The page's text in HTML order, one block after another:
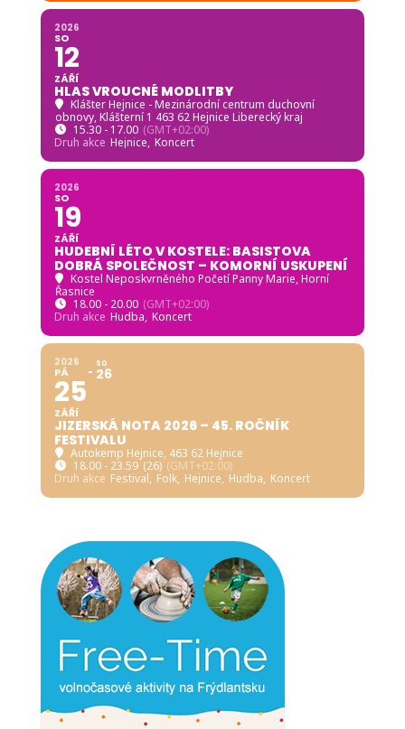
2026
SO
12
ZÁŘÍ
HLAS VROUCNÉ MODLITBY
Klášter Hejnice - Mezinárodní centrum duchovní
obnovy, Klášterní 1 463 62 Hejnice Liberecký kraj
15.30 - 17.00 (GMT+02:00)
Druh akce Hejnice, Koncert
2026
SO
19
ZÁŘÍ
HUDEBNÍ LÉTO V KOSTELE: BASISTOVA
DOBRÁ SPOLEČNOST – KOMORNÍ USKUPENÍ
Kostel Neposkvrněného Početí Panny Marie, Horní
Řasnice
18.00 - 20.00 (GMT+02:00)
Druh akce Hudba, Koncert
2026
PÁ
25
ZÁŘÍ
SO
26
JIZERSKÁ NOTA 2026 – 45. ROČNÍK
FESTIVALU
Autokemp Hejnice, 463 62 Hejnice
18.00 - 23.59 (26) (GMT+02:00)
Druh akce Festival, Folk, Hejnice, Hudba, Koncert